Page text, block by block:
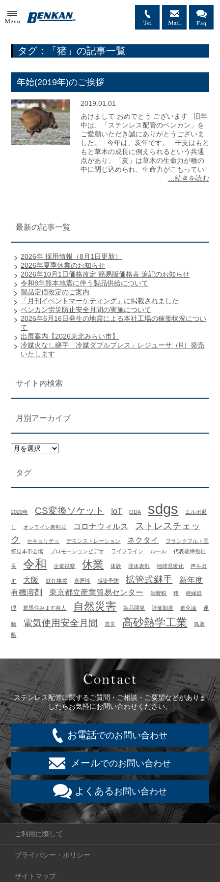
タグ：「猪」の記事一覧
年始(2019年)のご挨拶
2019.01.01
あけまして おめでとう ございます 旧年
中は、「ステンレス配管のベンカン」を
ご愛顧いただき誠にありがとうございま
した。 今年は、亥年です。 干支はもと
もと草木の成長に例えられるという共通
点があり、「亥」は草木の生命力が種の
中に閉じ込められ、生命力がこもってい
…続きを読む
最新の記事一覧
2026年 採用情報（8月1日更新）
2026年夏季休業のお知らせ
2026年10月1日価格改定 簡易版価格表 追記のお知らせ
令和8年熊本地震に伴う製品供給について
製品定価改定のご案内
「月刊イベントマーケティング」に掲載されました
ベンカン労災防止安全月間の実施について
2026年6月16日発生の地震による本社工場の稼働状況につい
て
出展案内【2026東北みらい市】
冷媒火なし継手「冷媒ダブルプレス」レジューサ（R）発売
いたします
サイト内検索
月別アーカイブ
タグ
2020年 CS変換ソケット IoT ODA sdgs エルボ返
し オンライン表彰式 コロナウィルス
ストレスチェッ
ク
セキュリティ デモンストレーション ネクタイ
フランクフルト国
際見本市会場
プロモーションビデオ ライフライン ルール 代表取締役社
長 令和 企業視察 休業 体験 団体表彰 地球温暖化 声を出
す 大阪 就任挨拶 意匠性 感染予防 拡管式継手
新年度
有機溶剤
東京都立産業貿易センター 消費税 猪 絶縁処
理 群馬住みます芸人 自然災害 製品開発 評価制度 進化論 運
動 電気使用安全月間 震災 高砂熱学工業
鳥取
県
ステンレス配管に関するご質問・ご相談・ご要望などがありま
したらお気軽にお問い合わせください。
お電話でのお問い合わせ
メールでのお問い合わせ
よくあるお問い合わせ
ご利用に際して
プライバシー・ポリシー
サイトマップ